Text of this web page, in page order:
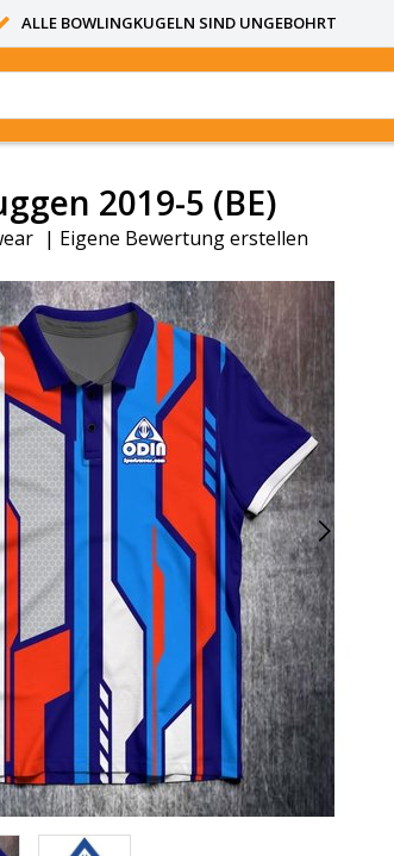
ALLE BOWLINGKUGELN SIND UNGEBOHRT
2019-5 (BE)
| Eigene Bewertung erstellen